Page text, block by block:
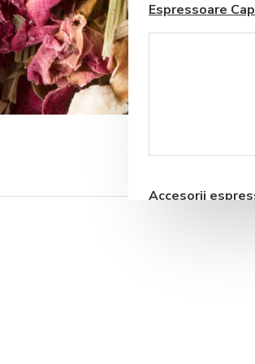
pentru
Legume
Espressoare
Accesorii
gol!